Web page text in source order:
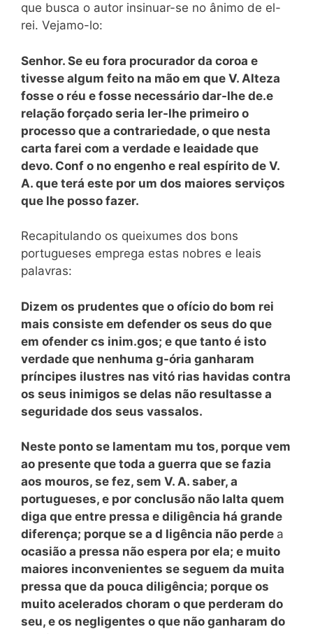
que busca o autor insinuar-se no ânimo de el-
rei. Vejamo-lo:
Senhor. Se eu fora procurador da coroa e
tivesse algum feito na mão em que V. Alteza
fosse o réu e fosse necessário dar-lhe de.e
relação forçado seria ler-lhe primeiro o
processo que a contrariedade, o que nesta
carta farei com a verdade e leaidade que
devo. Conf o no engenho e real espírito de V.
A. que terá este por um dos maiores serviços
que lhe posso fazer.
Recapitulando os queixumes dos bons
portugueses emprega estas nobres e leais
palavras:
Dizem os prudentes que o ofício do bom rei
mais consiste em defender os seus do que
em ofender cs inim.gos; e que tanto é isto
verdade que nenhuma g-ória ganharam
príncipes ilustres nas vitó rias havidas contra
os seus inimigos se delas não resultasse a
seguridade dos seus vassalos.
Neste ponto se lamentam mu tos, porque vem
ao presente que toda a guerra que se fazia
aos mouros, se fez, sem V. A. saber, a
portugueses, e por conclusão não lalta quem
diga que entre pressa e diligência há grande
diferença; porque se a d ligência não perde a
ocasião a pressa não espera por ela; e muito
maiores inconvenientes se seguem da muita
pressa que da pouca diligência; porque os
muito acelerados choram o que perderam do
seu, e os negligentes o que não ganharam do